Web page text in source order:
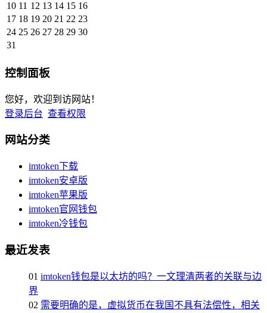
10 11 12 13 14 15 16
17 18 19 20 21 22 23
24 25 26 27 28 29 30
31
控制面板
您好，欢迎到访网站！
登录后台 查看权限
网站分类
imtoken下载
imtoken安卓版
imtoken苹果版
imtoken官网钱包
imtoken冷钱包
最近发表
01 imtoken钱包是以太坊的吗？一文理清两者的关联与边
界
02 需要明确的是，虚拟货币在我国不具有法偿性，相关